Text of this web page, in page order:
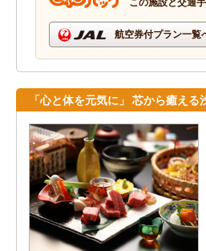
航空券付プラン一覧
「心と体を元気に」 芯から癒え